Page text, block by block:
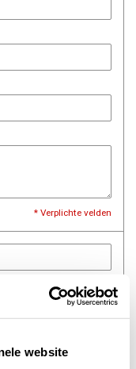
website
* Verplichte velden